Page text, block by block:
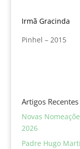
Irmã Gracinda
Pinhel – 2015
Artigos Recentes
Novas
2026
Padre Hugo